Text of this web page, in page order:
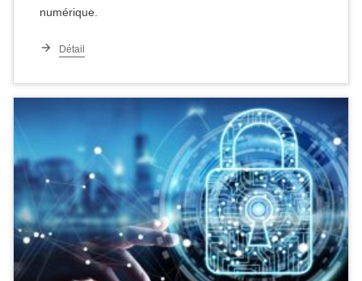
numérique.
Détail